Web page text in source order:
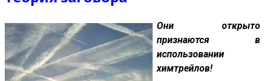
Они открыто
признаются в
использовании
химтрейлов!